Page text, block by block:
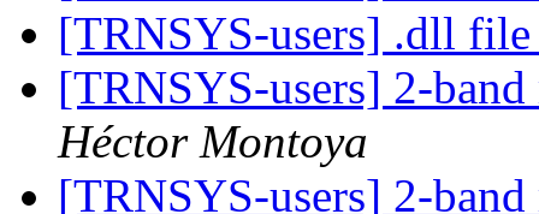
[TRNSYS-users] .dll
[TRNSYS-users] 2-
Héctor Montoya
[TRNSYS-users] 2-